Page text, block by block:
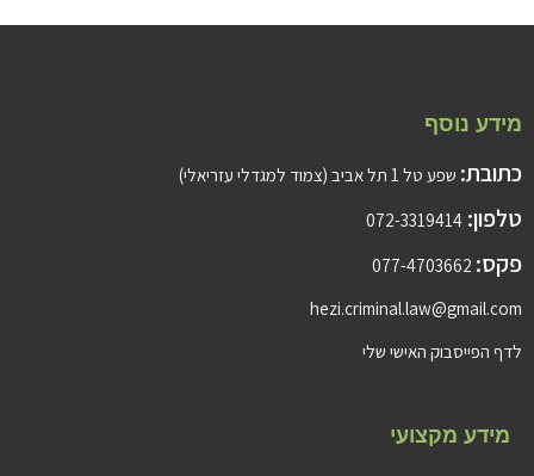
מידע מקצועי
מידע נוסף
כתובת: שפע טל 1 תל אביב (צמוד למגדלי עזריאלי)
טלפון: 072-3319414
פקס:
hezi.criminal.law@gmail.com
לדף הפייסבוק האישי שלי